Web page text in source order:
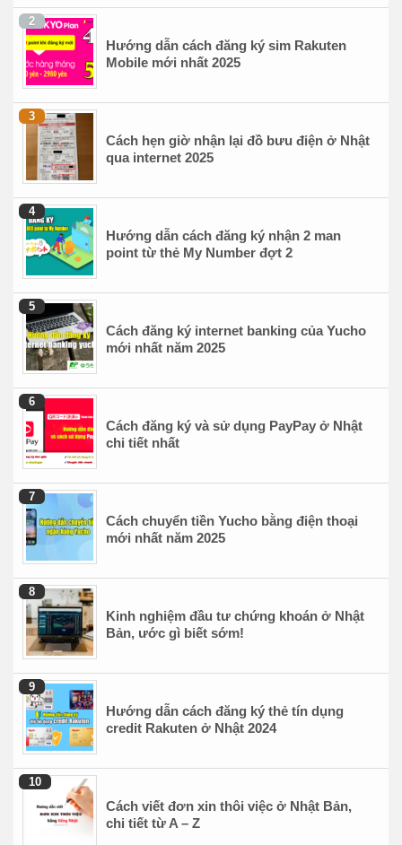
Hướng dẫn cách đăng ký sim Rakuten
Mobile mới nhất 2025
Cách hẹn giờ nhận lại đồ bưu điện ở Nhật
qua internet 2025
Hướng dẫn cách đăng ký nhận 2 man
point từ thẻ My Number đợt 2
Cách đăng ký internet banking của Yucho
mới nhất năm 2025
Cách đăng ký và sử dụng PayPay ở Nhật
chi tiết nhất
Cách chuyển tiền Yucho bằng điện thoại
mới nhất năm 2025
Kinh nghiệm đầu tư chứng khoán ở Nhật
Bản, ước gì biết sớm!
Hướng dẫn cách đăng ký thẻ tín dụng
credit Rakuten ở Nhật 2024
Cách viết đơn xin thôi việc ở Nhật Bản,
chi tiết từ A – Z